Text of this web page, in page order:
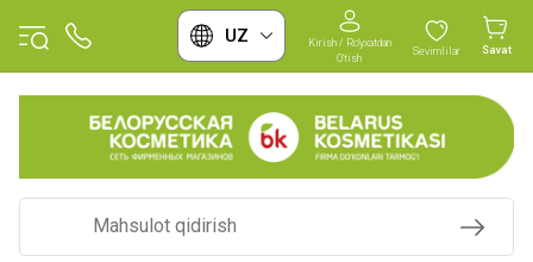
UZ
Kirish / Ro'yxatdan
O'tish
Sevimlilar Savat